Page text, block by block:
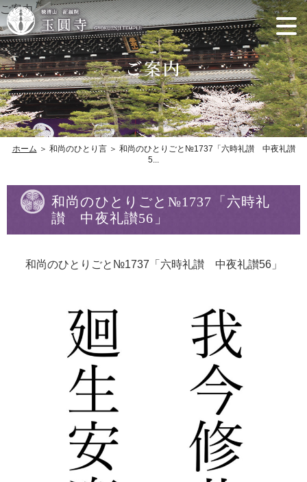
ご案内
ホーム ＞ 和尚のひとり言 ＞ 和尚のひとりごと№1737「六時礼讃 中夜礼讃
5...
和尚のひとりごと№1737「六時礼
讃 中夜礼讃56」
和尚のひとりごと№1737「六時礼讃 中夜礼讃56」